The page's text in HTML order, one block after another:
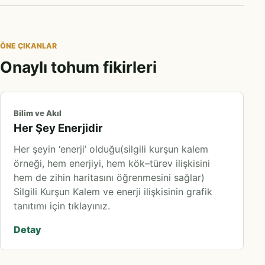
ÖNE ÇIKANLAR
Onaylı tohum fikirleri
Bilim ve Akıl
Her Şey Enerjidir
Her şeyin ‘enerji’ olduğu(silgili kurşun kalem
örneği, hem enerjiyi, hem kök–türev ilişkisini
hem de zihin haritasını öğrenmesini sağlar)
Silgili Kurşun Kalem ve enerji ilişkisinin grafik
tanıtımı için tıklayınız.
Detay